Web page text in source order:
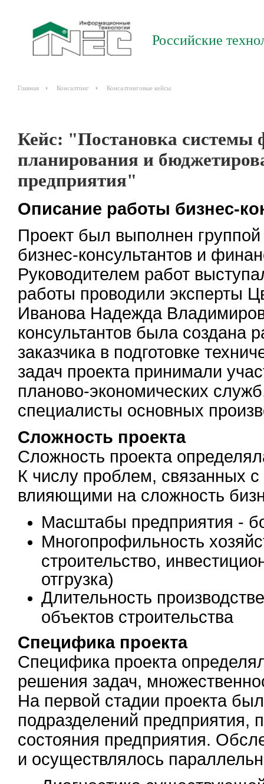
Российские
Главная Консалтинг Консалтинговые кейсы
Кейс: "Постановка системы
планирования и
предприятия"
Описание работы бизнес-
Проект был выполнен
бизнес-консультантов и
Руководителем работ
работы проводили эксперты
Иванова Надежда
консультантов была создана
заказчика в подготовке
задач проекта принимали
планово-экономических
специалисты основных
Сложность проекта
Сложность проекта
К числу проблем, связанных
влияющими на сложность
Масштабы предприятия -
Многопрофильность
строительство,
отгрузка)
Длительность
объектов строительства
Специфика проекта
Специфика проекта
решения задач,
На первой стадии проекта
подразделений предприятия,
состояния предприятия.
и осуществлялось